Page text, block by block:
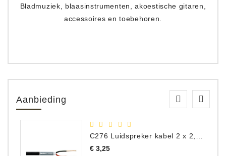
Bladmuziek, blaasinstrumenten, akoestische gitaren,
accessoires en toebehoren.
Aanbieding
€ 3,25Prijs